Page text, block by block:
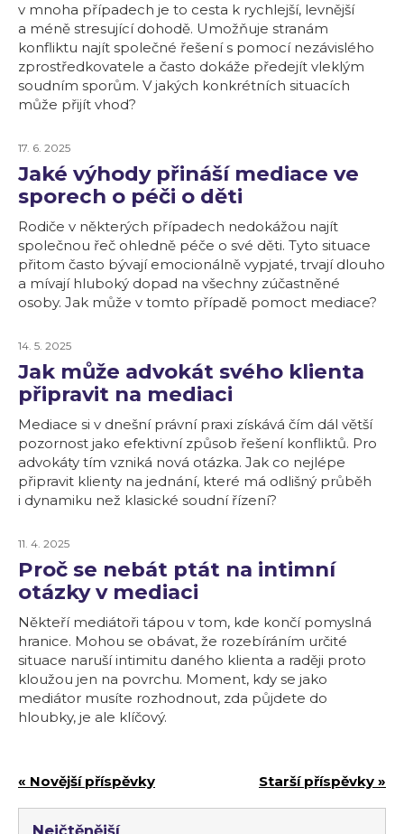
v mnoha případech je to cesta k rychlejší, levnější
a méně stresující dohodě. Umožňuje stranám
konfliktu najít společné řešení s pomocí nezávislého
zprostředkovatele a často dokáže předejít vleklým
soudním sporům. V jakých konkrétních situacích
může přijít vhod?
17. 6. 2025
Jaké výhody přináší mediace ve
sporech o péči o děti
Rodiče v některých případech nedokážou najít
společnou řeč ohledně péče o své děti. Tyto situace
přitom často bývají emocionálně vypjaté, trvají dlouho
a mívají hluboký dopad na všechny zúčastněné
osoby. Jak může v tomto případě pomoct mediace?
14. 5. 2025
Jak může advokát svého klienta
připravit na mediaci
Mediace si v dnešní právní praxi získává čím dál větší
pozornost jako efektivní způsob řešení konfliktů. Pro
advokáty tím vzniká nová otázka. Jak co nejlépe
připravit klienty na jednání, které má odlišný průběh
i dynamiku než klasické soudní řízení?
11. 4. 2025
Proč se nebát ptát na intimní
otázky v mediaci
Někteří mediátoři tápou v tom, kde končí pomyslná
hranice. Mohou se obávat, že rozebíráním určité
situace naruší intimitu daného klienta a raději proto
kloužou jen na povrchu. Moment, kdy se jako
mediátor musíte rozhodnout, zda půjdete do
hloubky, je ale klíčový.
« Novější příspěvky Starší příspěvky »
Nejčtěnější